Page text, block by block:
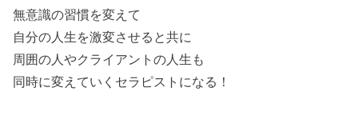
無意識の習慣を変えて
自分の人生を激変させると共に
周囲の人やクライアントの人生も
同時に変えていくセラピストになる！